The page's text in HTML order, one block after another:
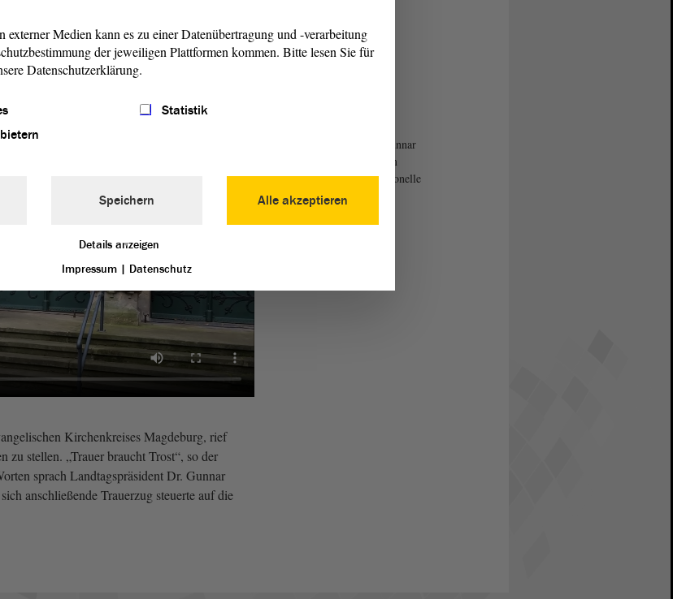
Zivilistinnen und Zivilisten“, erinnerte
in Sachsen-Anhalt. Die Summe der Opfer
die unverwechselbar waren – ihre
die leben wollten“, so Steinecke. Die
dass sich die Ereignisse der Vergangenheit
Landtagspräsident Dr. Gunnar
Schellenberger spricht am
Volkstrauertag das traditionelle
Totengedenken.
Kirchenkreises Magdeburg, rief
zu stellen. „Trauer braucht Trost“, so der
sprach Landtagspräsident Dr. Gunnar
anschließende Trauerzug steuerte auf die
Medien kann es zu einer Datenübertragung und -verarbeitung
der jeweiligen Plattformen kommen. Bitte lesen Sie für
Datenschutzerklärung.
Statistik
Alle akzeptieren
Speichern
Details anzeigen
Impressum | Datenschutz